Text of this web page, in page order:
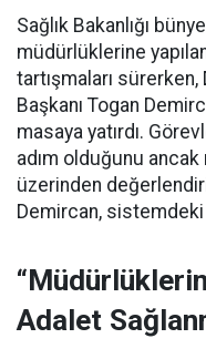
Sağlık Bakanlığı
müdürlüklerine
tartışmaları sürerken,
Başkanı Togan
masaya yatırdı.
adım olduğunu
üzerinden
Demircan,
Adalet